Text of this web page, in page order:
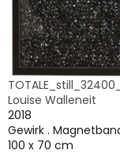
Louise Walleneit
2018
Gewirk .
100 x 70 cm